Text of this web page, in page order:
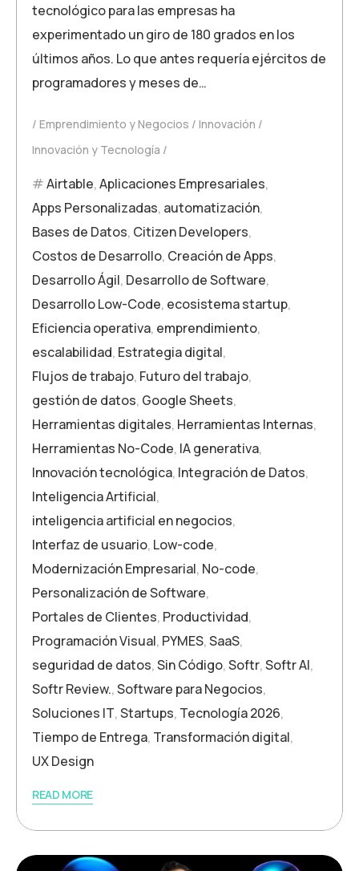
tecnológico para las empresas ha
experimentado un giro de 180 grados en los
últimos años. Lo que antes requería ejércitos de
programadores y meses de…
Emprendimiento y Negocios
Innovación
Innovación y Tecnología
Airtable,Aplicaciones Empresariales,
Apps Personalizadas, automatización,
Bases de Datos, Citizen Developers,
Costos de Desarrollo, Creación de Apps,
Desarrollo Ágil, Desarrollo de Software,
Desarrollo Low-Code, ecosistema startup,
Eficiencia operativa, emprendimiento,
escalabilidad, Estrategia digital,
Flujos de trabajo, Futuro del trabajo,
gestión de datos, Google Sheets,
Herramientas digitales, Herramientas Internas,
Herramientas No-Code, IA generativa,
Innovación tecnológica, Integración de Datos,
Inteligencia Artificial,
inteligencia artificial en negocios,
Interfaz de usuario, Low-code,
Modernización Empresarial, No-code,
Personalización de Software,
Portales de Clientes, Productividad,
Programación Visual, PYMES,SaaS,
seguridad de datos,Sin Código,Softr,Softr AI,
Softr Review.,Software para Negocios,
Soluciones IT,Startups, Tecnología 2026,
Tiempo de Entrega, Transformación digital,
UX Design
READ MORE